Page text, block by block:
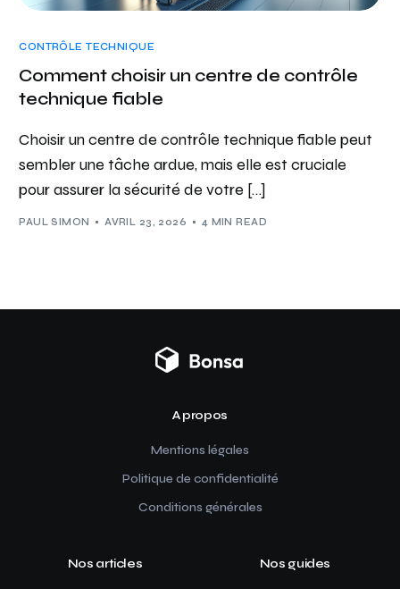
CONTRÔLE TECHNIQUE
Comment choisir un centre de contrôle
technique fiable
Choisir un centre de contrôle technique fiable peut
sembler une tâche ardue, mais elle est cruciale
pour assurer la sécurité de votre […]
PAUL SIMON AVRIL 23, 2026 4 MIN READ
A propos
Mentions légales
Politique de confidentialité
Conditions générales
Nos articles Nos guides